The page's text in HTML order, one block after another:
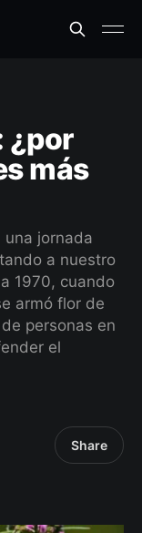
¿por
más
una jornada
a nuestro
1970, cuando
armó flor de
personas en
el
Share